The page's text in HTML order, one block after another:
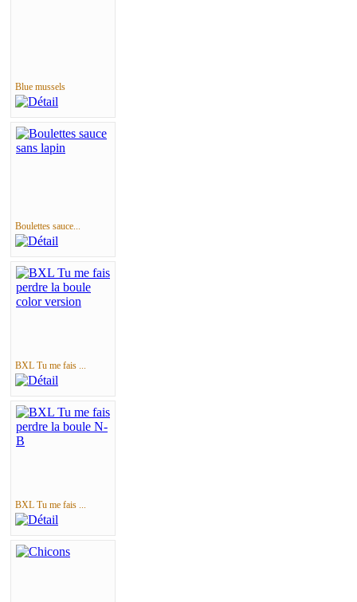
Blue mussels
Boulettes sauce...
BXL Tu me fais ...
BXL Tu me fais ...